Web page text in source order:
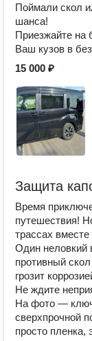
Поймали скол
шанса!
Приезжайте на
Ваш кузов в
15 000 ₽
Защита
Время
путешествия!
трассах
Один неловкий
противный
грозит
Не ждите
На фото — ключ
сверхпрочной
просто пленка,